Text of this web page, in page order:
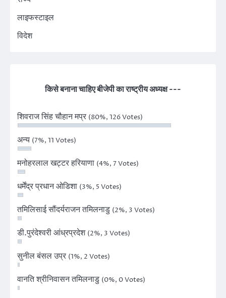
लाइफस्टाइल
विदेश
किसे बनाना चाहिए बीजेपी का राष्ट्रीय अध्यक्ष ---
शिवराज सिंह चौहान मप्र (80%, 126 Votes)
अन्य (7%, 11 Votes)
मनोहरलाल खट्टर हरियाणा (4%, 7 Votes)
धर्मेंद्र प्रधान ओडिशा (3%, 5 Votes)
तमिलिसाई सौंदर्यराजन तमिलनाडु (2%, 3 Votes)
डी.पुरंदेश्वरी आंध्रप्रदेश (2%, 3 Votes)
सुनील बंसल उप्र (1%, 2 Votes)
वानति श्रीनिवासन तमिलनाडु (0%, 0 Votes)